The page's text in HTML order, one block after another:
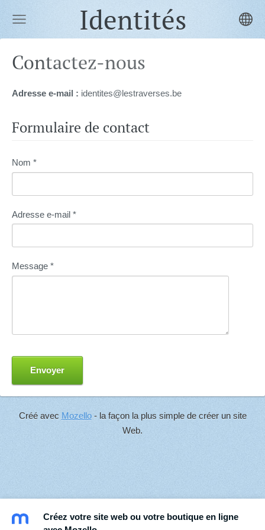
Identités
Contactez-nous
Adresse e-mail : identites@lestraverses.be
Formulaire de contact
Nom *
Adresse e-mail *
Message *
Créé avec Mozello- la façon la plus simple de créer un site
Web.
Créez votre site web ou votre boutique en ligne